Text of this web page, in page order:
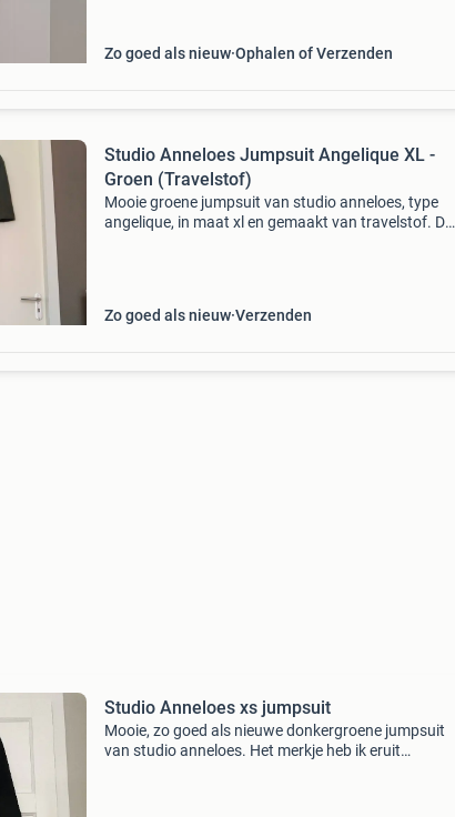
Zo goed als nieuw Ophalen of Verzenden
Studio Anneloes Jumpsuit Angelique XL -
Groen (Travelstof)
Mooie groene jumpsuit van studio anneloes, type
angelique, in maat xl en gemaakt van travelstof. Dit
Zo goed als nieuw Verzenden
Studio Anneloes xs jumpsuit
Mooie, zo goed als nieuwe donkergroene jumpsuit
van studio anneloes. Het merkje heb ik eruit